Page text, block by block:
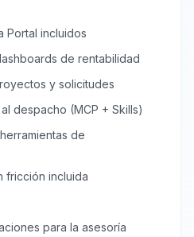
Portal incluidos
de rentabilidad
y solicitudes
despacho (MCP + Skills)
de
fricción incluida
para la asesoría